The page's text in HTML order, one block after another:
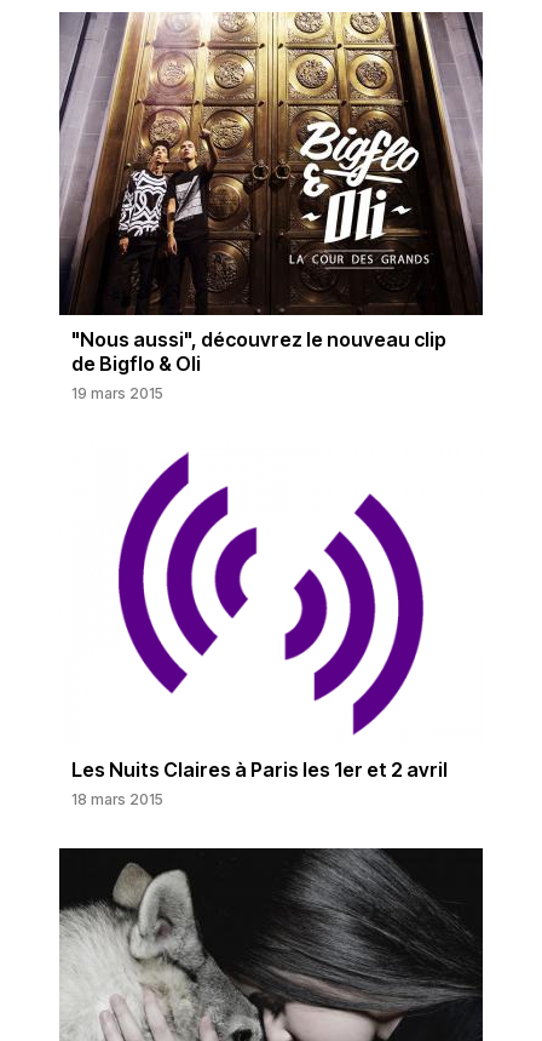
"Nous aussi", découvrez le nouveau clip
de Bigflo & Oli
19 mars 2015
Les Nuits Claires à Paris les 1er et 2 avril
18 mars 2015